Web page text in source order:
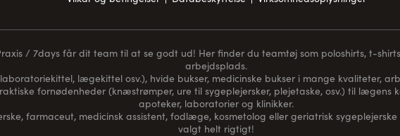
/ 7days får dit team til at se godt ud! Her finder du teamtøj som poloshirts, t-
arbejdsplads.
lægekittel osv.), hvide bukser, medicinske bukser i mange kvaliteter,
fornødenheder (knæstrømper, ure til sygeplejersker, plejetaske, osv.) til lægens
apoteker, laboratorier og klinikker.
farmaceut, medicinsk assistent, fodlæge, kosmetolog eller geriatrisk
valgt helt rigtigt!